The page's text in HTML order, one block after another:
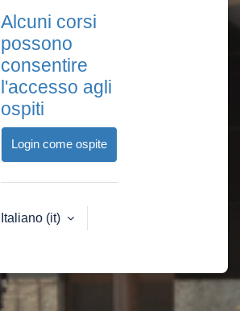
Alcuni corsi
possono
consentire
l'accesso agli
ospiti
Login come ospite
Italiano ‎(it)‎